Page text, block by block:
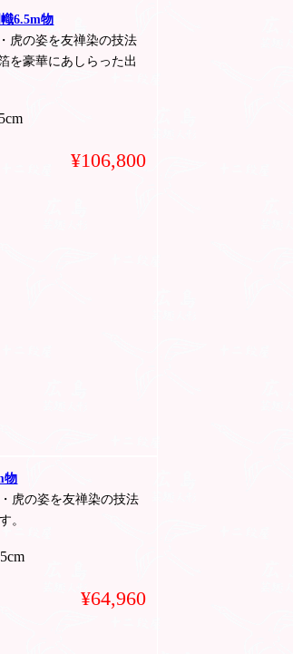
6.5m物
虎の姿を友禅染の技法
を豪華にあしらった出
¥106,800
物
虎の姿を友禅染の技法
。
¥64,960